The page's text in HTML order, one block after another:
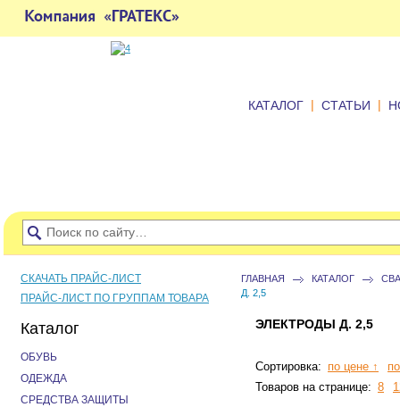
КАТАЛОГ | СТАТЬИ |
ГЛАВНАЯ КАТАЛОГ
Д. 2,5
ЭЛЕКТРОДЫ Д. 2,5
Сортировка: по цене ↑
Товаров на странице: 8
СКАЧАТЬ ПРАЙС-ЛИСТ
ПРАЙС-ЛИСТ ПО ГРУППАМ ТОВАРА
Каталог
ОБУВЬ
ОДЕЖДА
СРЕДСТВА ЗАЩИТЫ